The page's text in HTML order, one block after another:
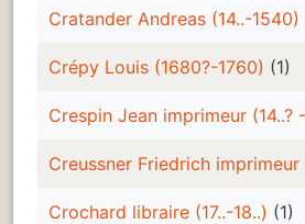
Cratander Andreas (14..-1540)
Crépy Louis (1680?-1760) (1)
Crespin Jean imprimeur (14..?
Creussner Friedrich imprimeur
Crochard libraire (17..-18..) (1)